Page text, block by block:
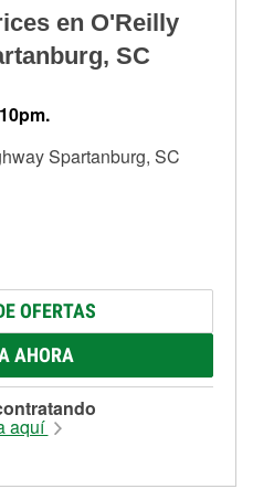
en O'Reilly
SC
Spartanburg, SC
OFERTAS
AHORA
aquí